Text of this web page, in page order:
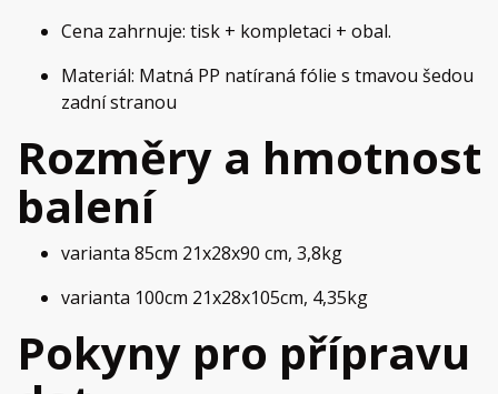
Cena zahrnuje: tisk + kompletaci + obal.
Materiál: Matná PP natíraná fólie s tmavou šedou
zadní stranou
Rozměry a hmotnost
balení
varianta 85cm 21x28x90 cm, 3,8kg
varianta 100cm 21x28x105cm, 4,35kg
Pokyny pro přípravu